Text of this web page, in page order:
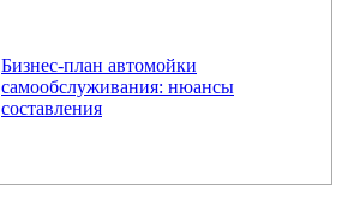
Бизнес-план автомойки
самообслуживания: нюансы
составления